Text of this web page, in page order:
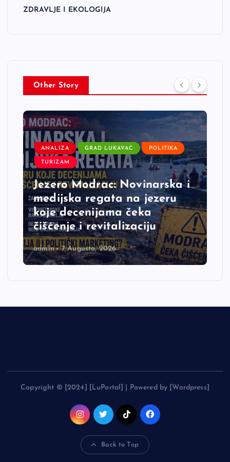
ZDRAVLJE I EKOLOGIJA
Other Story
ANALIZA GRAD LUKAVAC POLITIKA
TURIZAM
Jezero Modrac: Novinarska i
medijska regata na jezeru
koje decenijama čeka
čišćenje i revitalizaciju
admin 7 Augusta, 2026
Copyright © [2024] [LuPortal] | Powered by [Wordpress]
Back to Top